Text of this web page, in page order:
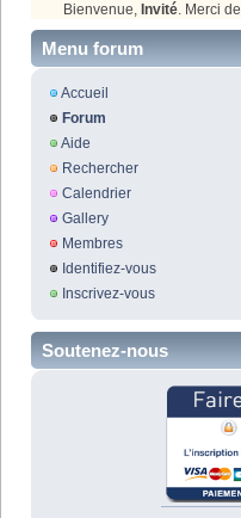
Bienvenue, Invité. Merci de
Menu forum
Accueil
Forum
Aide
Rechercher
Calendrier
Gallery
Membres
Identifiez-vous
Inscrivez-vous
Soutenez-nous